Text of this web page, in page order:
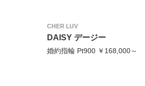
CHER LUV
DAISY デージー
婚約指輪 Pt900 ￥168,000～